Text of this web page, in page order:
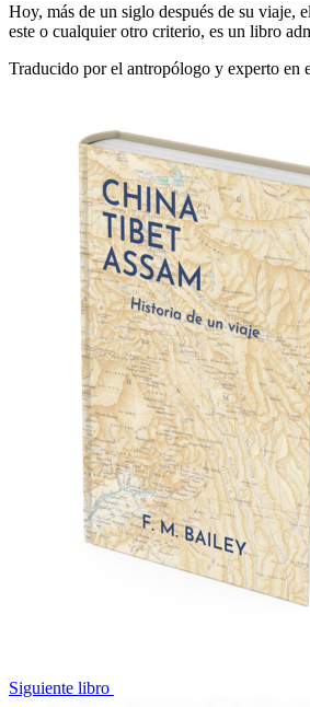
Hoy, más de un siglo después de su viaje,
este o cualquier otro criterio, es un libro
Traducido por el antropólogo y experto en
Siguiente libro